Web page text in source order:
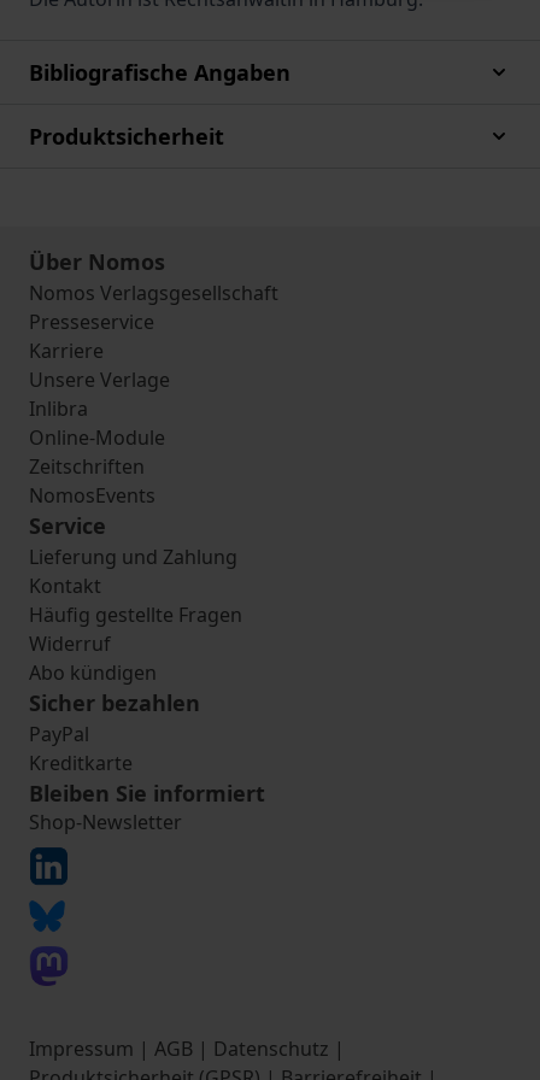
Bibliografische Angaben
Produktsicherheit
Über Nomos
Nomos Verlagsgesellschaft
Presseservice
Karriere
Unsere Verlage
Inlibra
Online-Module
Zeitschriften
NomosEvents
Service
Lieferung und Zahlung
Kontakt
Häufig gestellte Fragen
Widerruf
Abo kündigen
Sicher bezahlen
PayPal
Kreditkarte
Bleiben Sie informiert
Shop-Newsletter
Impressum | AGB | Datenschutz |